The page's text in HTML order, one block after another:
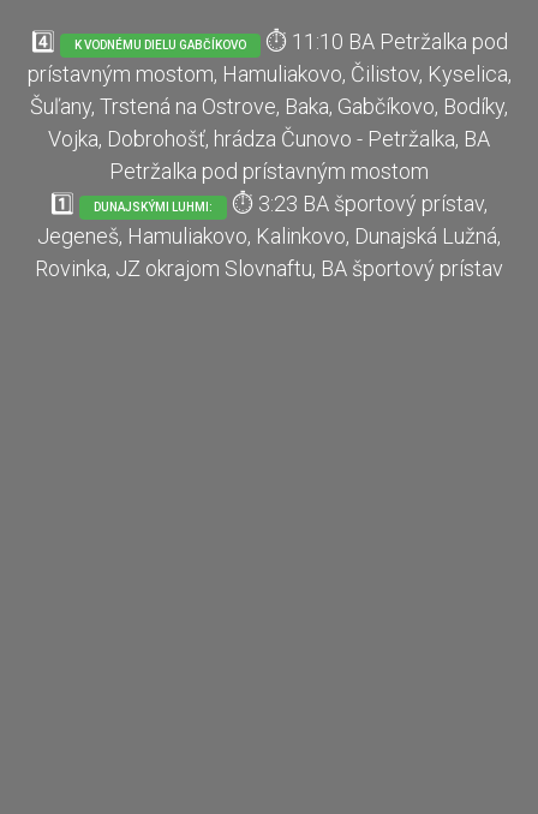
4️⃣ K VODNÉMU DIELU GABČÍKOVO
⏱ 11:10 BA Petržalka pod
prístavným mostom, Hamuliakovo, Čilistov, Kyselica,
Šuľany, Trstená na Ostrove, Baka, Gabčíkovo, Bodíky,
Vojka, Dobrohošť, hrádza Čunovo - Petržalka, BA
Petržalka pod prístavným mostom
1️⃣
DUNAJSKÝMI LUHMI:
⏱ 3:23 BA športový prístav,
Jegeneš, Hamuliakovo, Kalinkovo, Dunajská Lužná,
Rovinka, JZ okrajom Slovnaftu, BA športový prístav